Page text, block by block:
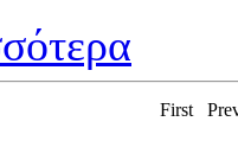
First